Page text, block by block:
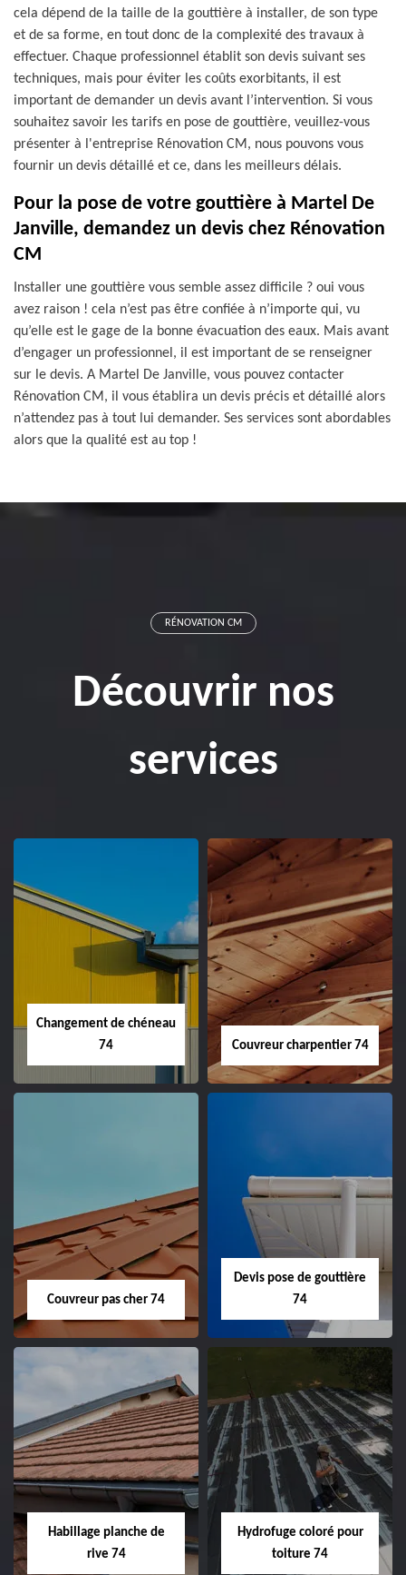
cela dépend de la taille de la gouttière à installer, de son type
et de sa forme, en tout donc de la complexité des travaux à
effectuer. Chaque professionnel établit son devis suivant ses
techniques, mais pour éviter les coûts exorbitants, il est
important de demander un devis avant l’intervention. Si vous
souhaitez savoir les tarifs en pose de gouttière, veuillez-vous
présenter à l'entreprise Rénovation CM, nous pouvons vous
fournir un devis détaillé et ce, dans les meilleurs délais.
Pour la pose de votre gouttière à Martel De
Janville, demandez un devis chez Rénovation
CM
Installer une gouttière vous semble assez difficile ? oui vous
avez raison ! cela n’est pas être confiée à n’importe qui, vu
qu’elle est le gage de la bonne évacuation des eaux. Mais avant
d’engager un professionnel, il est important de se renseigner
sur le devis. A Martel De Janville, vous pouvez contacter
Rénovation CM, il vous établira un devis précis et détaillé alors
n’attendez pas à tout lui demander. Ses services sont abordables
alors que la qualité est au top !
RÉNOVATION CM
Découvrir nos
services
Changement de chéneau
74
Couvreur charpentier 74
Couvreur pas cher 74
Devis pose de gouttière
74
Habillage planche de
rive 74
Hydrofuge coloré pour
toiture 74